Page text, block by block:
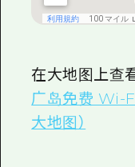
常
灾
广
在大地图上查
广岛免费 Wi-
大地图）